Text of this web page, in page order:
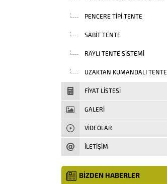
PENCERE TIPI TENTE
SABIT TENTE
RAYLI TENTE SISTEMI
UZAKTAN KUMANDALI TENTE
FIYAT LISTESI
GALERİ
VIDEOLAR
İLETİŞİM
BİZDEN HABERLER